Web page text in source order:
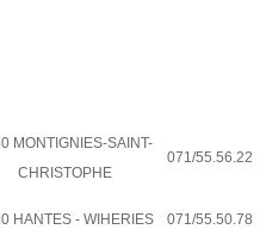
MONTIGNIES-SAINT-
CHRISTOPHE
071/55.56.22
HANTES - WIHERIES 071/55.50.78